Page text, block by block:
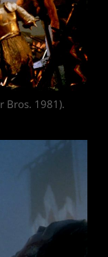
Bros. 1981).